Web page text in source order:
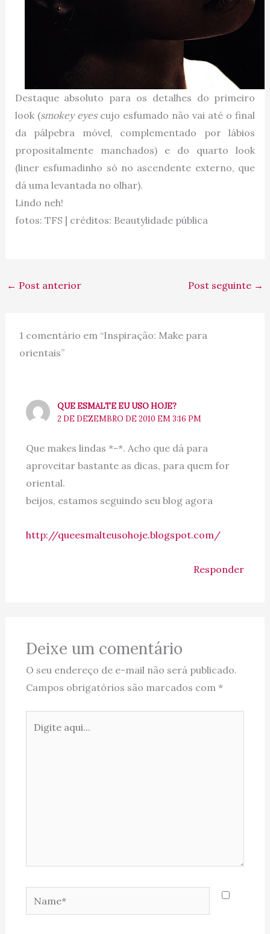
Destaque absoluto para os detalhes do primeiro
look (smokey eyescujo esfumado não vai até o final
da pálpebra móvel, complementado por lábios
propositalmente manchados) e do quarto look
(liner esfumadinho só no ascendente externo, que
dá uma levantada no olhar).
Lindo neh!
fotos: TFS | créditos: Beautylidade pública
← Post anterior Post seguinte →
1 comentário em “Inspiração: Make para
orientais”
QUE ESMALTE EU USO HOJE?
2 DE DEZEMBRO DE 2010 EM 3:16 PM
Que makes lindas *-*. Acho que dá para
aproveitar bastante as dicas, para quem for
oriental.
beijos, estamos seguindo seu blog agora
http://queesmalteusohoje.blogspot.com/
Responder
Deixe um comentário
O seu endereço de e-mail não será publicado.
Campos obrigatórios são marcados com *
aqui...